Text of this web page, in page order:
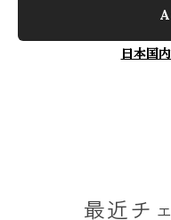
日本国
最近チ